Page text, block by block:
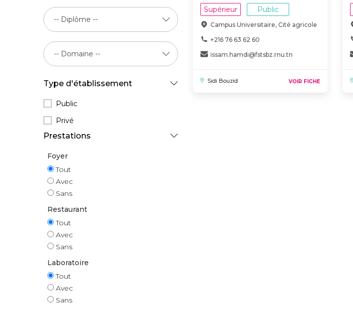
Type d'établissement
Public
Privé
Prestations
Foyer
Tout
Avec
Sans
Restaurant
Tout
Avec
Sans
Laboratoire
Tout
Avec
Sans
Supérieur Public
Campus Universitaire, Cité agricole
+216 76 63 62 60
issam.hamdi@fstsbz.rnu.tn
Sidi Bouzid VOIR FICHE